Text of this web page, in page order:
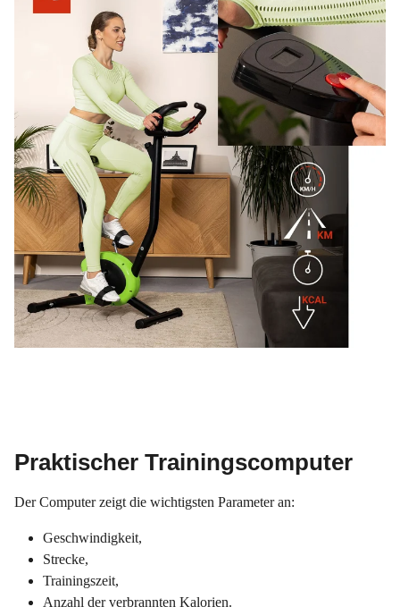
Praktischer Trainingscomputer
Der Computer zeigt die wichtigsten Parameter an:
Geschwindigkeit,
Strecke,
Trainingszeit,
Anzahl der verbrannten Kalorien.